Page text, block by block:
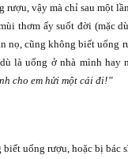
vậy mà chỉ sau một
thơm ấy suốt đời (mặc
nọ, cũng không biết uống
là uống ở nhà mình hay
cho em hửi một cái đi!”
uống rượu, hoặc bị bác